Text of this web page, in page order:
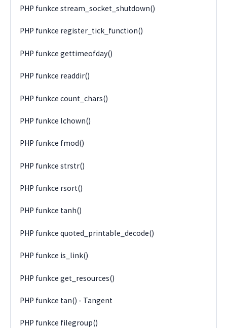
PHP funkce stream_socket_shutdown()
PHP funkce register_tick_function()
PHP funkce gettimeofday()
PHP funkce readdir()
PHP funkce count_chars()
PHP funkce lchown()
PHP funkce fmod()
PHP funkce strstr()
PHP funkce rsort()
PHP funkce tanh()
PHP funkce quoted_printable_decode()
PHP funkce is_link()
PHP funkce get_resources()
PHP funkce tan() - Tangent
PHP funkce filegroup()